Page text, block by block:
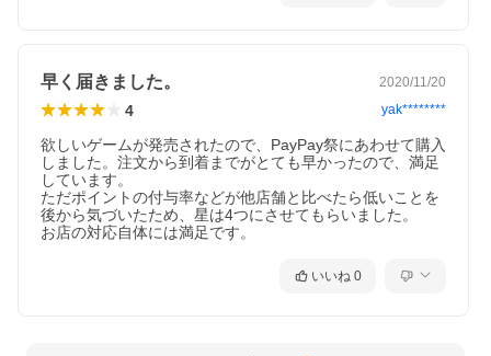
早く届きました。 2020/11/20
4 yak********
欲しいゲームが発売されたので、PayPay祭にあわせて購入
しました。注文から到着までがとても早かったので、満足
しています。
ただポイントの付与率などが他店舗と比べたら低いことを
後から気づいたため、星は4つにさせてもらいました。
お店の対応自体には満足です。
いいね 0